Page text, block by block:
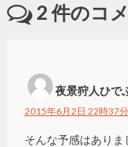
2件のコ
夜景狩人ひで
2015年6月2日 22時37分
そんな予感はあり